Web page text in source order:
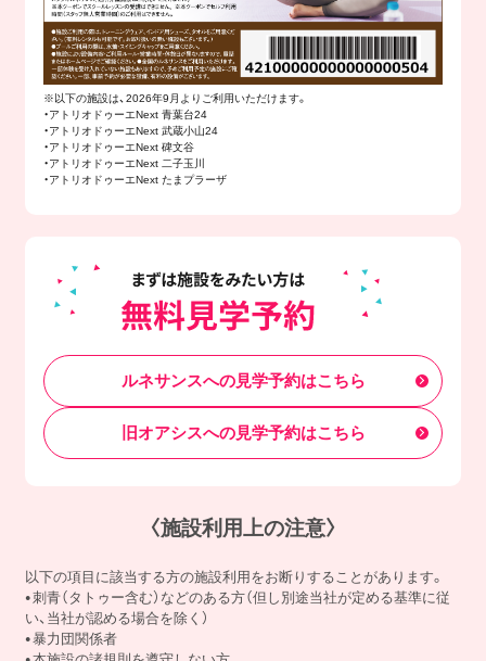
※以下の施設は、2026年9月よりご利用いただけます。
・アトリオドゥーエNext 青葉台24
・アトリオドゥーエNext 武蔵小山24
・アトリオドゥーエNext 碑文谷
・アトリオドゥーエNext 二子玉川
・アトリオドゥーエNext たまプラーザ
ルネサンスへの見学予約はこちら
旧オアシスへの見学予約はこちら
〈施設利用上の注意〉
以下の項目に該当する方の施設利用をお断りすることがあります。
刺青（タトゥー含む）などのある方（但し別途当社が定める基準に従
い、当社が認める場合を除く）
暴力団関係者